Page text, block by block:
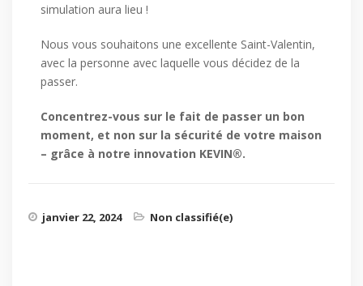
simulation aura lieu !
Nous vous souhaitons une excellente Saint-Valentin,
avec la personne avec laquelle vous décidez de la
passer.
Concentrez-vous sur le fait de passer un bon
moment, et non sur la sécurité de votre maison
– grâce à notre innovation KEVIN®.
janvier 22, 2024 Non classifié(e)